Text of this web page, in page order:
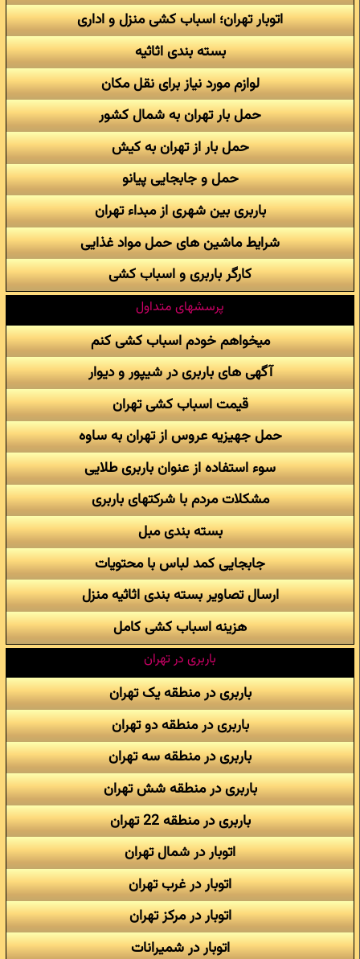
اتوبار تهران؛ اسباب کشی منزل و اداری
بسته بندی اثاثیه
لوازم مورد نیاز برای نقل مکان
حمل بار تهران به شمال کشور
حمل بار از تهران به کیش
حمل و جابجایی پیانو
باربری بین شهری از مبداء تهران
شرایط ماشین های حمل مواد غذایی
کارگر باربری و اسباب کشی
پرسشهای متداول
میخواهم خودم اسباب کشی کنم
آگهی های باربری در شیپور و دیوار
قیمت اسباب کشی تهران
حمل جهیزیه عروس از تهران به ساوه
سوء استفاده از عنوان باربری طلایی
مشکلات مردم با شرکتهای باربری
بسته بندی مبل
جابجایی کمد لباس با محتویات
ارسال تصاویر بسته بندی اثاثیه منزل
هزینه اسباب کشی کامل
باربری در تهران
باربری در منطقه یک تهران
باربری در منطقه دو تهران
باربری در منطقه سه تهران
باربری در منطقه شش تهران
باربری در منطقه 22 تهران
اتوبار در شمال تهران
اتوبار در غرب تهران
اتوبار در مرکز تهران
اتوبار در شمیرانات